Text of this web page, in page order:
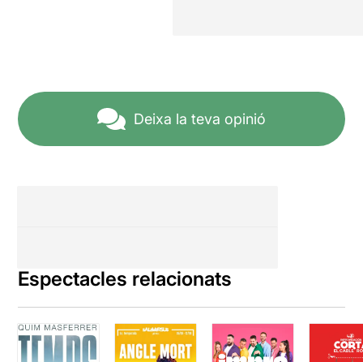
Deixa la teva opinió
Espectacles relacionats